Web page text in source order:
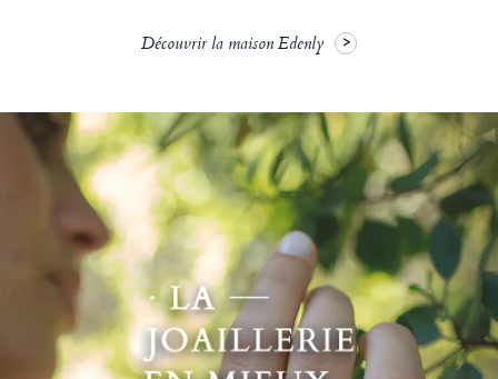
Découvrir la maison Edenly